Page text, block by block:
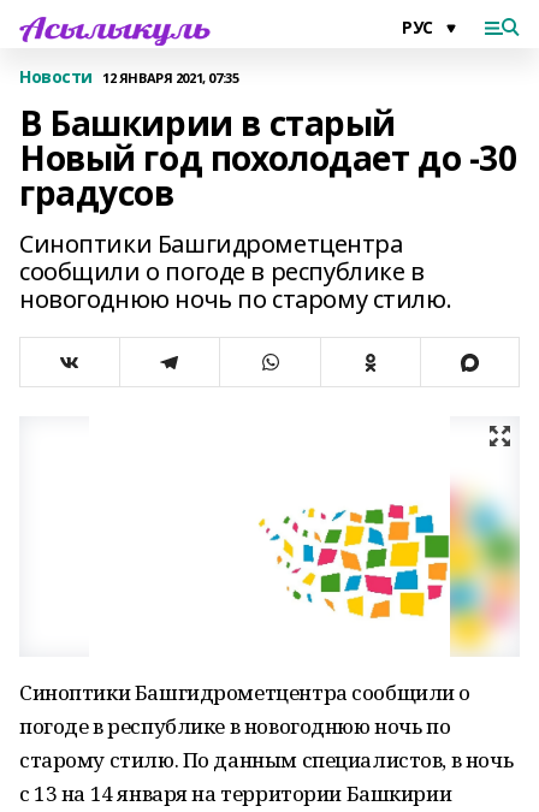
Новости 12 ЯНВАРЯ 2021, 07:35
В Башкирии в старый
Новый год похолодает до -30
градусов
Синоптики Башгидрометцентра
сообщили о погоде в республике в
новогоднюю ночь по старому стилю.
Синоптики Башгидрометцентра сообщили о
погоде в республике в новогоднюю ночь по
старому стилю. По данным специалистов, в ночь
с 13 на 14 января на территории Башкирии